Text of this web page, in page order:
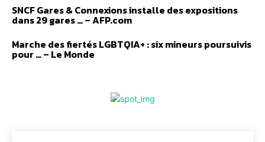
SNCF Gares & Connexions installe des expositions
dans 29 gares … – AFP.com
Marche des fiertés LGBTQIA+ : six mineurs poursuivis
pour … – Le Monde